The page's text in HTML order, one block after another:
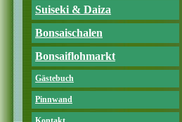
Suiseki & Daiza
Bonsaischalen
Bonsaiflohmarkt
Gästebuch
Pinnwand